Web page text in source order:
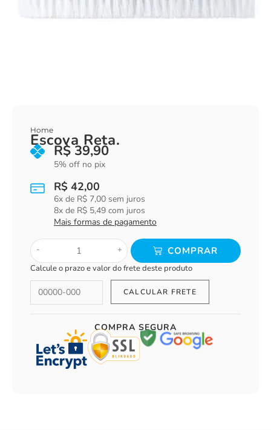
Home
Escova Reta.
R$39,90
5% off no pix
R$ 42,00
6x de R$ 7,00 sem juros
8x de R$ 5,49 com juros
Mais formas de pagamento
- + COMPRAR
Calcule o prazo e valor do frete deste produto
COMPRA SEGURA